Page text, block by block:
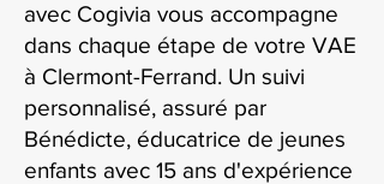
avec Cogivia vous accompagne
dans chaque étape de votre VAE
à Clermont-Ferrand. Un suivi
personnalisé, assuré par
Bénédicte, éducatrice de jeunes
enfants avec 15 ans d'expérience